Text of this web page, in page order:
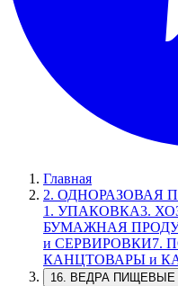
Главная
2. ОДНОРАЗОВАЯ
1. УПАКОВКА3.
БУМАЖНАЯ
и СЕРВИРОВКИ7.
КАНЦТОВАРЫ и
16. ВЕДРА